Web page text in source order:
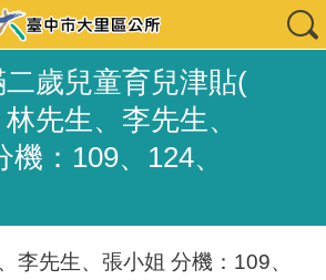
歲兒童育兒津貼(
先生、李先生、
：109、124、
李先生、張小姐 分機：109、